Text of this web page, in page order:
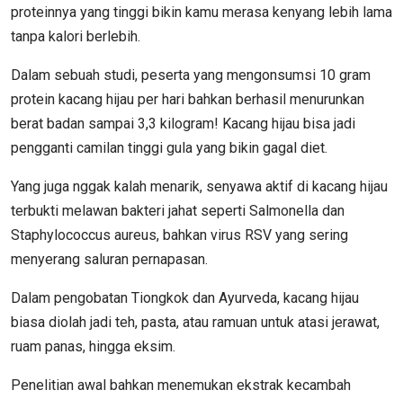
proteinnya yang tinggi bikin kamu merasa kenyang lebih lama
tanpa kalori berlebih.
Dalam sebuah studi, peserta yang mengonsumsi 10 gram
protein kacang hijau per hari bahkan berhasil menurunkan
berat badan sampai 3,3 kilogram! Kacang hijau bisa jadi
pengganti camilan tinggi gula yang bikin gagal diet.
Yang juga nggak kalah menarik, senyawa aktif di kacang hijau
terbukti melawan bakteri jahat seperti Salmonella dan
Staphylococcus aureus, bahkan virus RSV yang sering
menyerang saluran pernapasan.
Dalam pengobatan Tiongkok dan Ayurveda, kacang hijau
biasa diolah jadi teh, pasta, atau ramuan untuk atasi jerawat,
ruam panas, hingga eksim.
Penelitian awal bahkan menemukan ekstrak kecambah